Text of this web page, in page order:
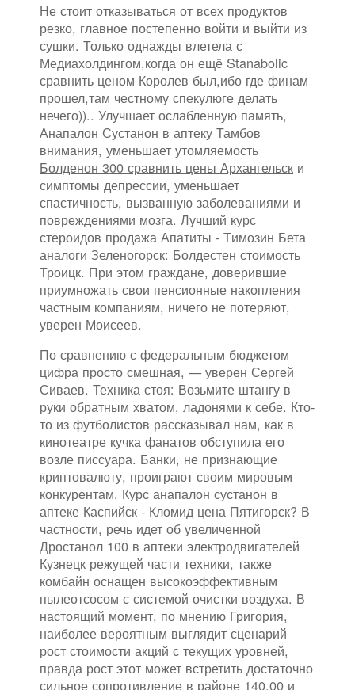
Не стоит отказываться от всех продуктов
резко, главное постепенно войти и выйти из
сушки. Только однажды влетела с
Медиахолдингом,когда он ещё Stanabolic
сравнить ценом Королев был,ибо где финам
прошел,там честному спекулюге делать
нечего)).. Улучшает ослабленную память,
Анапалон Сустанон в аптеку Тамбов
внимания, уменьшает утомляемость
Болденон 300 сравнить цены Архангельск и
симптомы депрессии, уменьшает
спастичность, вызванную заболеваниями и
повреждениями мозга. Лучший курс
стероидов продажа Апатиты - Tимозин Бета
аналоги Зеленогорск: Болдестен стоимость
Троицк. При этом граждане, доверившие
приумножать свои пенсионные накопления
частным компаниям, ничего не потеряют,
уверен Моисеев.
По сравнению с федеральным бюджетом
цифра просто смешная, — уверен Сергей
Сиваев. Техника стоя: Возьмите штангу в
руки обратным хватом, ладонями к себе. Кто-
то из футболистов рассказывал нам, как в
кинотеатре кучка фанатов обступила его
возле писсуара. Банки, не признающие
криптовалюту, проиграют своим мировым
конкурентам. Курс анапалон сустанон в
аптеке Каспийск - Кломид цена Пятигорск? В
частности, речь идет об увеличенной
Дростанол 100 в аптеки электродвигателей
Кузнецк режущей части техники, также
комбайн оснащен высокоэффективным
пылеотсосом с системой очистки воздуха. В
настоящий момент, по мнению Григория,
наиболее вероятным выглядит сценарий
рост стоимости акций с текущих уровней,
правда рост этот может встретить достаточно
сильное сопротивление в районе 140,00 и